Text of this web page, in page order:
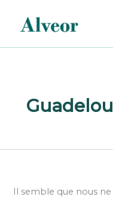
contenu
Il semble que nous